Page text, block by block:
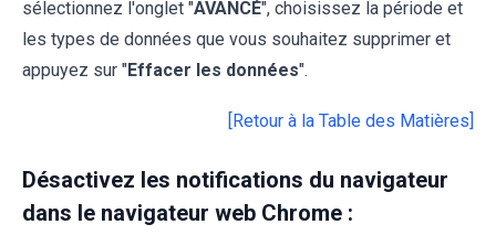
sélectionnez l'onglet "AVANCÉ", choisissez la période et
les types de données que vous souhaitez supprimer et
appuyez sur "Effacer les données".
[Retour à la Table des Matières]
Désactivez les notifications du navigateur
dans le navigateur web Chrome :